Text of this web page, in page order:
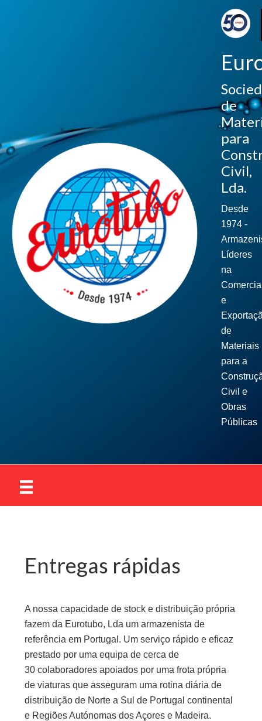
de
para
Civil,
Lda.
Desde
1974 -
Líderes
na
e
de
Materiais
para a
Civil e
Obras
Públicas
Entregas rápidas
A nossa capacidade de stock e distribuição própria
fazem da Eurotubo, Lda um armazenista de
referência em Portugal. Um serviço rápido e eficaz
prestado por uma equipa de cerca de
30 colaboradores apoiados por uma frota própria
de viaturas que asseguram uma rotina diária de
distribuição de Norte a Sul de Portugal continental
e Regiões Autónomas dos Açores e Madeira.